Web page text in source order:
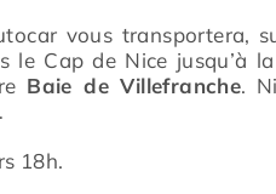
vous transportera,
le Cap de Nice jusqu’à
Baie de Villefranche.
18h.